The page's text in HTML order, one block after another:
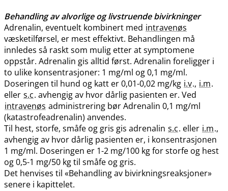
Behandling av alvorlige og livstruende bivirkninger
Adrenalin, eventuelt kombinert med intravenøs
væsketilførsel, er mest effektivt. Behandlingen må
innledes så raskt som mulig etter at symptomene
oppstår. Adrenalin gis alltid først. Adrenalin foreligger i
to ulike konsentrasjoner: 1 mg/ml og 0,1 mg​/​ml.
Doseringen til hund og katt er 0,01-0,02 mg/kg i.v., i.m.
eller s.c. avhengig av hvor dårlig pasienten er. Ved
intravenøs administrering bør Adrenalin 0,1 mg/ml
(katastrofeadrenalin) anvendes.
Til hest, storfe, småfe og gris gis adrenalin s.c. eller i.m.,
avhengig av hvor dårlig pasienten er, i konsentrasjonen
1 mg​/​ml. Doseringen er 1-2 mg/100 kg for storfe og hest
og 0,5-1 mg/50 kg til småfe og gris.
Det henvises til «Behandling av bivirkningsreaksjoner»
senere i kapittelet.